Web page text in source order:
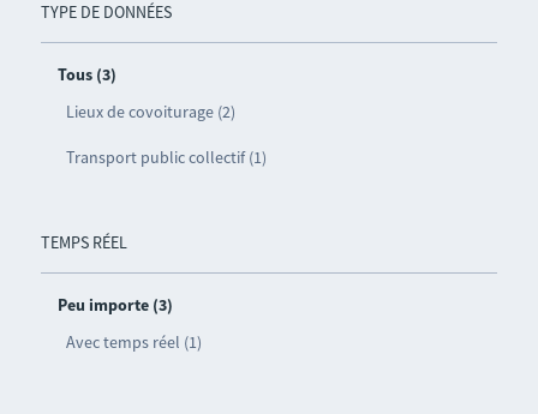
TYPE DE DONNÉES
Tous (3)
Lieux de covoiturage (2)
Transport public collectif (1)
TEMPS RÉEL
Peu importe (3)
Avec temps réel (1)